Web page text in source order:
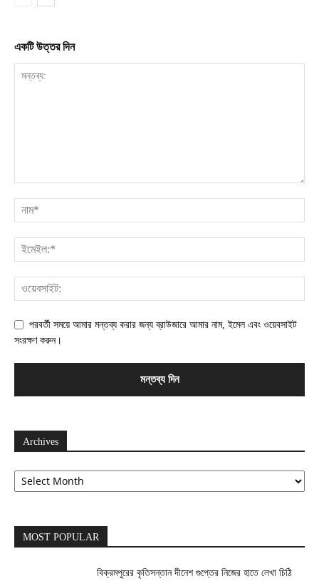
একটি উত্তর দিন
পরবর্তী সময়ে আমার মন্তব্য করার জন্য ব্রাউজারে আমার নাম, ইমেল এবং ওয়েবসাইট
সংরক্ষণ করুন।
Archives
Archives
MOST POPULAR
বিক্রমপুরের কৃতিসন্তান দীনেশ গুপ্তের নিজের হাতে লেখা চিঠি